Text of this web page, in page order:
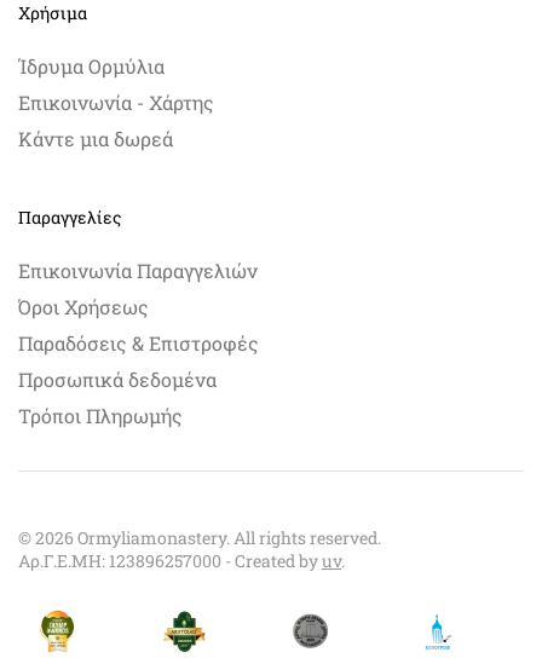
Χρήσιμα
Ίδρυμα Ορμύλια
Επικοινωνία - Χάρτης
Κάντε μια δωρεά
Παραγγελίες
Επικοινωνία Παραγγελιών
Όροι Χρήσεως
Παραδόσεις & Επιστροφές
Προσωπικά δεδομένα
Τρόποι Πληρωμής
©2026Ormyliamonastery. All rights reserved.
Αρ.Γ.Ε.ΜΗ: 123896257000 - Created byuv.